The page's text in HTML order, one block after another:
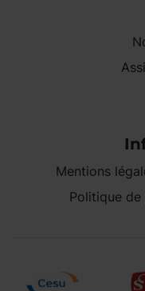
Mentions
Politique